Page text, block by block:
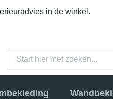
in de winkel.